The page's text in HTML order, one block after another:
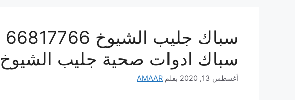
سباك ادوات صحية جليب الشيوخ
أغسطس 13, 2020 بقلم AMAAR